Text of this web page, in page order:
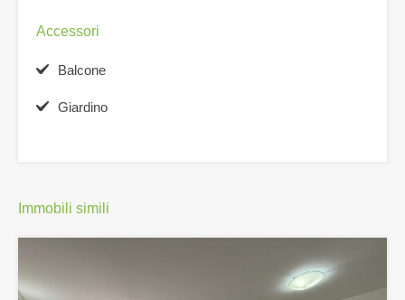
Accessori
Balcone
Giardino
Immobili simili